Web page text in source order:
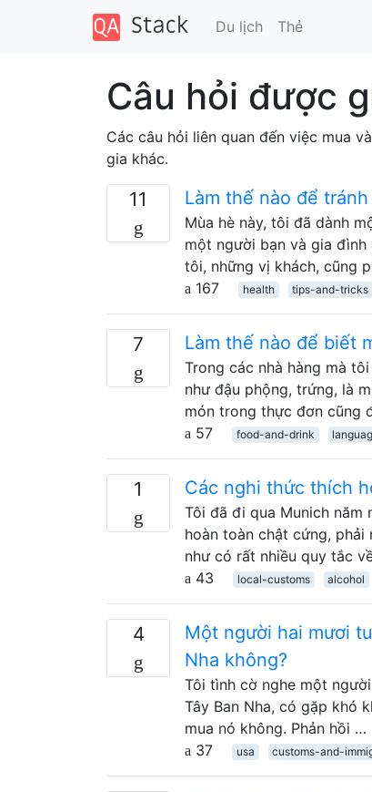
Du lịch Thẻ
Câu hỏi được
Các câu hỏi liên quan đến việc mua
gia khác.
11 Làm thế nào để
Mùa hè này, tôi đã dành
một người bạn và gia đình
tôi, những vị khách, cũng
167
health tips-and-tricks
7 Làm thế nào để biết
Trong các nhà hàng mà
như đậu phộng, trứng, là
món trong thực đơn cũng
57
food-and-drink
1 Các nghi thức thích
Tôi đã đi qua Munich
hoàn toàn chật cứng,
như có rất nhiều quy tắc
43
local-customs alcohol
4
Một người hai mươi
Nha không?
Tôi tình cờ nghe một
Tây Ban Nha, có gặp khó
mua nó không. Phản hồi …
37
usa customs-and-